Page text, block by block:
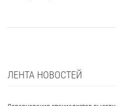
ЛЕНТА НОВОСТЕЙ